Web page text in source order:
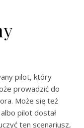
pilot, który
prowadzić do
Może się też
pilot dostał
ten scenariusz,